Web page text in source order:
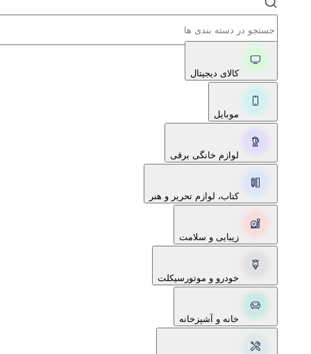
کالای دیجیتال
موبایل
لوازم خانگی برقی
کتاب، لوازم تحریر و هنر
زیبایی و سلامت
خودرو و موتورسیکلت
خانه و آشپزخانه